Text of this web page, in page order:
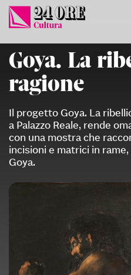
Vai
contenuto
Goya. La
ragione
Il progetto Goya. La
a Palazzo Reale, rende
con una mostra che
incisioni e matrici in
Goya.